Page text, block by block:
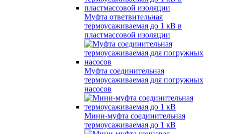
Муфта ответвительная
термоусаживаемая до 1 кВ в
пластмассовой изоляции
Муфта соединительная
термоусаживаемая для погружных
насосов
Мини-муфта соединительная
термоусаживаемая до 1 кВ